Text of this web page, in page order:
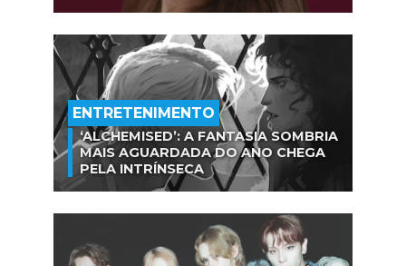
ENTRETENIMENTO
‘ALCHEMISED’: A FANTASIA SOMBRIA
MAIS AGUARDADA DO ANO CHEGA
PELA INTRÍNSECA